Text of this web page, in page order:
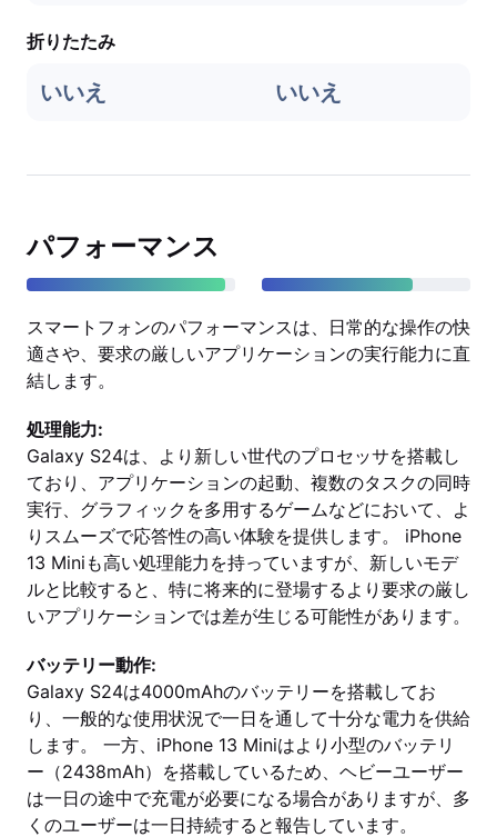
折りたたみ
いいえ いいえ
パフォーマンス
スマートフォンのパフォーマンスは、日常的な操作の快
適さや、要求の厳しいアプリケーションの実行能力に直
結します。
処理能力:
Galaxy S24は、より新しい世代のプロセッサを搭載し
ており、アプリケーションの起動、複数のタスクの同時
実行、グラフィックを多用するゲームなどにおいて、よ
りスムーズで応答性の高い体験を提供します。 iPhone
13 Miniも高い処理能力を持っていますが、新しいモデ
ルと比較すると、特に将来的に登場するより要求の厳し
いアプリケーションでは差が生じる可能性があります。
バッテリー動作:
Galaxy S24は4000mAhのバッテリーを搭載してお
り、一般的な使用状況で一日を通して十分な電力を供給
します。 一方、iPhone 13 Miniはより小型のバッテリ
ー（2438mAh）を搭載しているため、ヘビーユーザー
は一日の途中で充電が必要になる場合がありますが、多
くのユーザーは一日持続すると報告しています。